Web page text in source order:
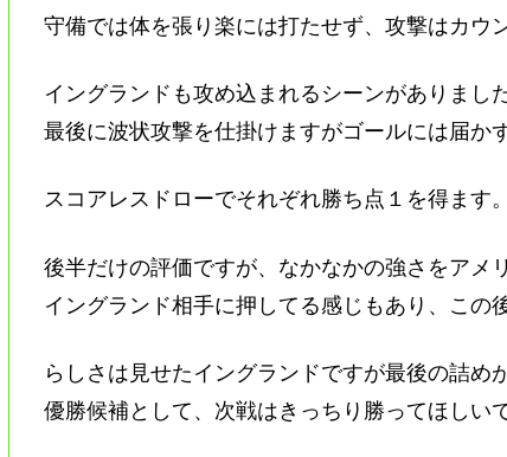
守備では体を張り楽には打たせず、攻撃はカウ
イングランドも攻め込まれるシーンがありまし
最後に波状攻撃を仕掛けますがゴールには届かず
スコアレスドローでそれぞれ勝ち点１を得ます。
後半だけの評価ですが、なかなかの強さをアメ
イングランド相手に押してる感じもあり、この
らしさは見せたイングランドですが最後の詰め
優勝候補として、次戦はきっちり勝ってほしいで